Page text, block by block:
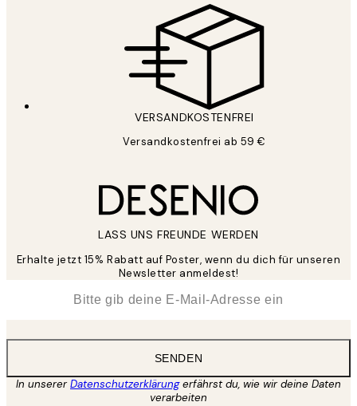
VERSANDKOSTENFREI
Versandkostenfrei ab 59 €
LASS UNS FREUNDE WERDEN
Erhalte jetzt 15% Rabatt auf Poster, wenn du dich für unseren
Newsletter anmeldest!
SENDEN
In unsererDatenschutzerklärungerfährst du, wie wir deine Daten
verarbeiten